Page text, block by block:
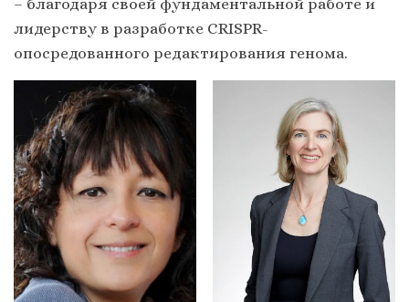
– благодаря своей фундаментальной работе и
лидерству в разработке CRISPR-
опосредованного редактирования генома.